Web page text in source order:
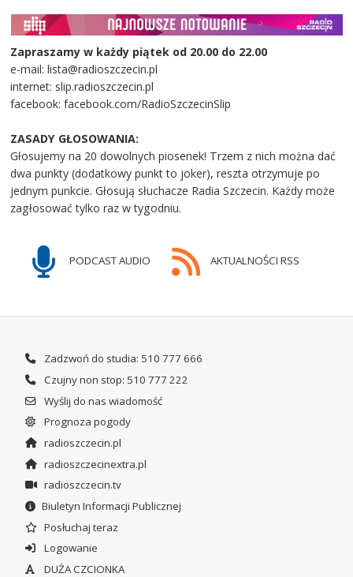
Zapraszamy w każdy piątek od 20.00 do 22.00
e-mail: lista@radioszczecin.pl
internet: slip.radioszczecin.pl
facebook: facebook.com/RadioSzczecinSlip
ZASADY GŁOSOWANIA:
Głosujemy na 20 dowolnych piosenek! Trzem z nich można dać
dwa punkty (dodatkowy punkt to joker), reszta otrzymuje po
jednym punkcie. Głosują słuchacze Radia Szczecin. Każdy może
zagłosować tylko raz w tygodniu.
PODCAST AUDIO AKTUALNOŚCI RSS
Zadzwoń do studia: 510 777 666
Czujny non stop: 510 777 222
Wyślij do nas wiadomość
Prognoza pogody
radioszczecin.pl
radioszczecinextra.pl
radioszczecin.tv
Biuletyn Informacji Publicznej
Posłuchaj teraz
Logowanie
DUŻA CZCIONKA